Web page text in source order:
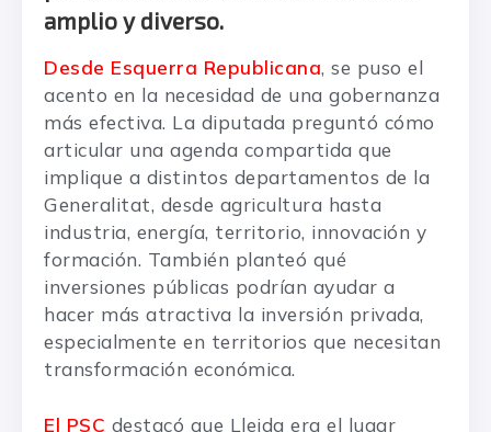
amplio y diverso.
Desde Esquerra Republicana, se puso el
acento en la necesidad de una gobernanza
más efectiva. La diputada preguntó cómo
articular una agenda compartida que
implique a distintos departamentos de la
Generalitat, desde agricultura hasta
industria, energía, territorio, innovación y
formación. También planteó qué
inversiones públicas podrían ayudar a
hacer más atractiva la inversión privada,
especialmente en territorios que necesitan
transformación económica.
El PSC destacó que Lleida era el lugar